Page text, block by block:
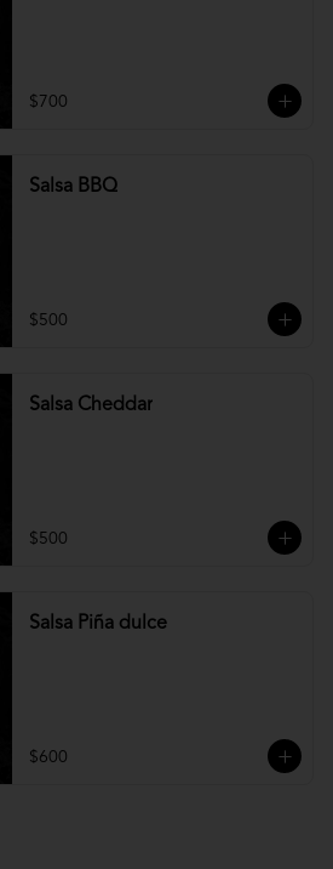
$700
Salsa BBQ
$500
Salsa Cheddar
$500
Salsa Piña dulce
$600